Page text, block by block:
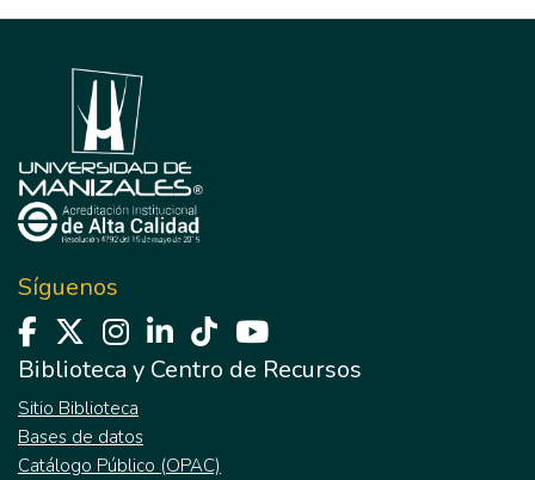
Síguenos
Biblioteca y Centro de Recursos
Sitio Biblioteca
Bases de datos
Catálogo Público (OPAC)